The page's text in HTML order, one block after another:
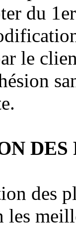
du
le
DES
des
les